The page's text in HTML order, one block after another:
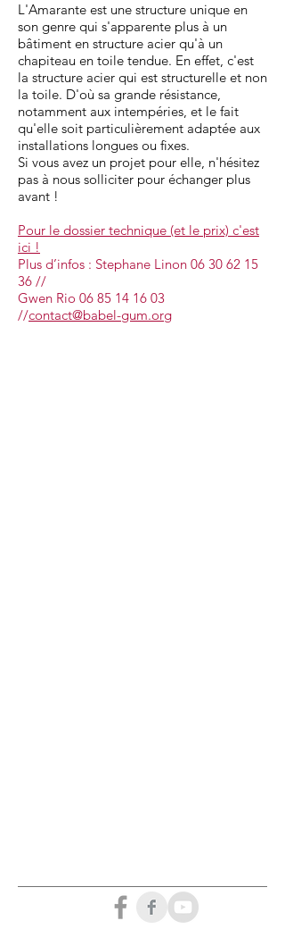
L'Amarante est une structure unique en
son genre qui s'apparente plus à un
bâtiment en structure acier qu'à un
chapiteau en toile tendue. En effet, c'est
la structure acier qui est structurelle et non
la toile. D'où sa grande résistance,
notamment aux intempéries, et le fait
qu'elle soit particulièrement adaptée aux
installations longues ou fixes.
Si vous avez un projet pour elle, n'hésitez
pas à nous solliciter pour échanger plus
avant !
Pour le dossier technique (et le prix) c'est
ici !
Plus d’infos : Stephane Linon 06 30 62 15
36 //
Gwen Rio 06 85 14 16 03
//contact@babel-gum.org